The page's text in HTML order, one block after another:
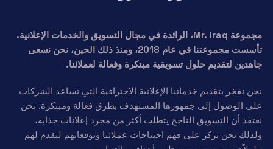
مجموعة Mr. Iraq، الرائدة في مجال التسويق والخدمات الإعلانية.
تأسست مجموعتنا في عام 2018، ومنذ ذلك الحين، نحن نسعى
جاهدين لتقديم حلول تسويقية مبتكرة وفعالة لعملائنا.
نحن نفخر بتقديم خدماتنا الإعلانية الاحترافية التي تساعد الشركات
على الوصول إلى جمهورها المستهدف بطرق فعالة ومبتكرة. نحن
نعتقد أن التسويق الناجح يتطلب أكثر من مجرد إعلانات جذابة،
ولذلك نحن نركز على فهم احتياجات عملائنا وتوقعاتهم لنقدم لهم